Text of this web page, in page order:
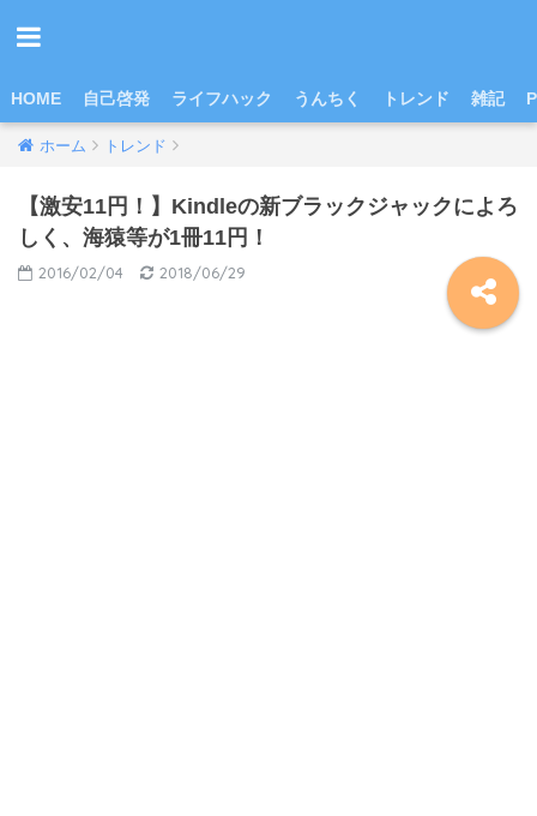
HOME 自己啓発 ライフハック うんちく トレンド 雑記
ホーム トレンド
【激安11円！】Kindleの新ブラックジャックによろ
しく、海猿等が1冊11円！
2016/02/04 2018/06/29